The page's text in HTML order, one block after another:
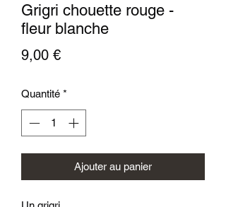
Grigri chouette rouge -
fleur blanche
9,00 €Prix
Quantité *
Ajouter au panier